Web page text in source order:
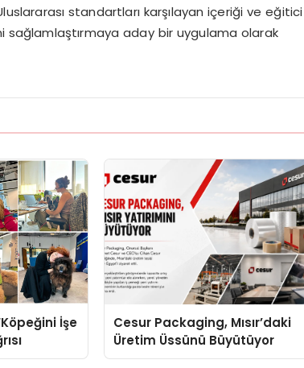
standartları karşılayan içeriği ve eğitici
aday bir uygulama olarak
İşe
Cesur Packaging, Mısır’daki
Üretim Üssünü Büyütüyor